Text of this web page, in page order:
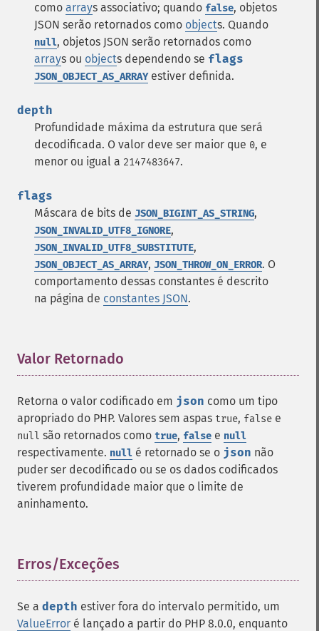
como arrays associativo; quando false, objetos
JSON serão retornados como objects. Quando
null, objetos JSON serão retornados como
arrays ou objects dependendo se flags
JSON_OBJECT_AS_ARRAYestiver definida.
depth
Profundidade máxima da estrutura que será
decodificada. O valor deve ser maior que 0, e
menor ou igual a 2147483647.
flags
Máscara de bits de JSON_BIGINT_AS_STRING,
JSON_INVALID_UTF8_IGNORE,
JSON_INVALID_UTF8_SUBSTITUTE,
JSON_OBJECT_AS_ARRAY, JSON_THROW_ON_ERROR. O
comportamento dessas constantes é descrito
na página de constantes JSON.
Valor Retornado
Retorna o valor codificado em json como um tipo
apropriado do PHP. Valores sem aspas true, false e
null são retornados como true, false e null
respectivamente. null é retornado se o json não
puder ser decodificado ou se os dados codificados
tiverem profundidade maior que o limite de
aninhamento.
Erros/Exceções
Se a depth estiver fora do intervalo permitido, um
ValueError é lançado a partir do PHP 8.0.0, enquanto